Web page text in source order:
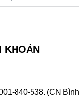
KHOẢN
840-538. (CN